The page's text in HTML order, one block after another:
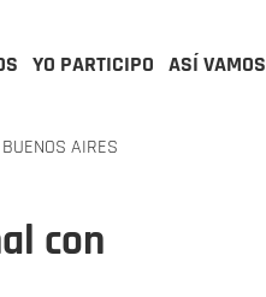
YO PARTICIPO ASÍ VAMOS
AIRES
con